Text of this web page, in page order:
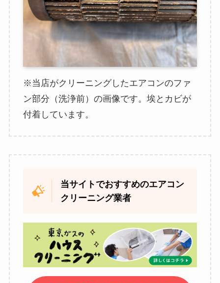
※当店がクリーニングしたエアコンのファ
ン部分（洗浄前）の画像です。埃とカビが
付着しています。
当サイトでおすすめのエアコン
クリーニング業者